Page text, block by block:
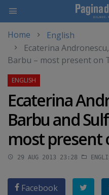
main
content
Home
English
Ecaterina
Barbu – most present on
Ecaterina
Barbu and
most present
29 AUG 2013 23:28
Facebook